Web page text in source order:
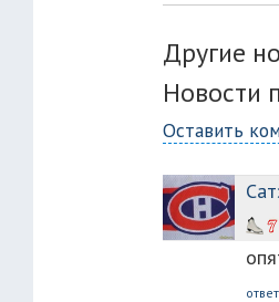
Другие
Новости
Оставить